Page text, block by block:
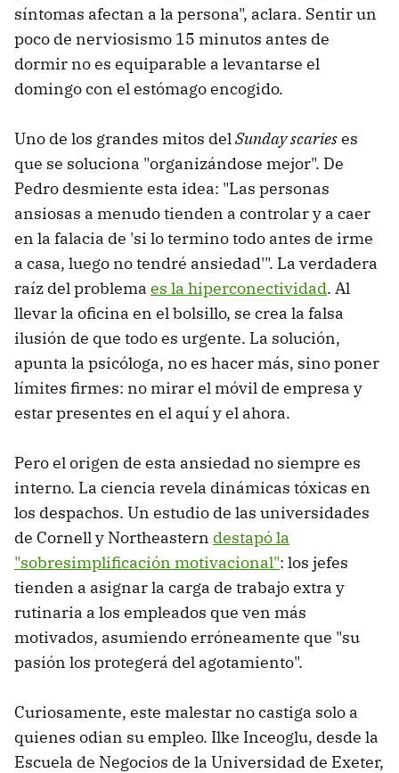
síntomas afectan a la persona", aclara. Sentir un
poco de nerviosismo 15 minutos antes de
dormir no es equiparable a levantarse el
domingo con el estómago encogido.
Uno de los grandes mitos delSunday scarieses
que se soluciona "organizándose mejor". De
Pedro desmiente esta idea: "Las personas
ansiosas a menudo tienden a controlar y a caer
en la falacia de 'si lo termino todo antes de irme
a casa, luego no tendré ansiedad'". La verdadera
raíz del problema es la hiperconectividad. Al
llevar la oficina en el bolsillo, se crea la falsa
ilusión de que todo es urgente. La solución,
apunta la psicóloga, no es hacer más, sino poner
límites firmes: no mirar el móvil de empresa y
estar presentes en el aquí y el ahora.
Pero el origen de esta ansiedad no siempre es
interno. La ciencia revela dinámicas tóxicas en
los despachos. Un estudio de las universidades
de Cornell y Northeastern destapó la
"sobresimplificación motivacional": los jefes
tienden a asignar la carga de trabajo extra y
rutinaria a los empleados que ven más
motivados, asumiendo erróneamente que "su
pasión los protegerá del agotamiento".
Curiosamente, este malestar no castiga solo a
quienes odian su empleo. Ilke Inceoglu, desde la
Escuela de Negocios de la Universidad de Exeter,